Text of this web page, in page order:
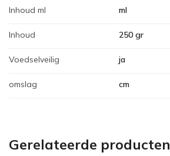
Inhoud ml ml
Inhoud 250 gr
Voedselveilig ja
omslag cm
Gerelateerde producten